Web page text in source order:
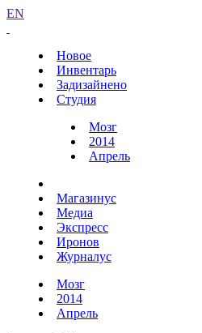
EN
Новое
Инвентарь
Задизайнено
Студия
Мозг
2014
Апрель
Магазинус
Медиа
Экспресс
Иронов
Журналус
Мозг
2014
Апрель